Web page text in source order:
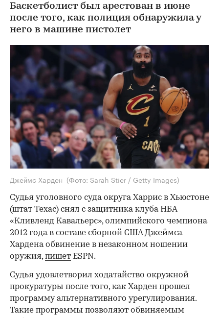
Баскетболист был арестован в июне
после того, как полиция обнаружила у
него в машине пистолет
Джеймс Харден (Фото: Sarah Stier / Getty Images)
Судья уголовного суда округа Харрис в Хьюстоне
(штат Техас) снял с защитника клуба НБА
«Кливленд Кавальерс», олимпийского чемпиона
2012 года в составе сборной США Джеймса
Хардена обвинение в незаконном ношении
оружия,пишет ESPN.
Судья удовлетворил ходатайство окружной
прокуратуры после того, как Харден прошел
программу альтернативного урегулирования.
Такие программы позволяют обвиняемым